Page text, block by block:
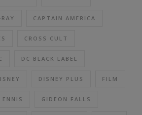
CAPTAIN AMERICA
CROSS CULT
DC BLACK LABEL
DISNEY PLUS FILM
ENNIS GIDEON FALLS